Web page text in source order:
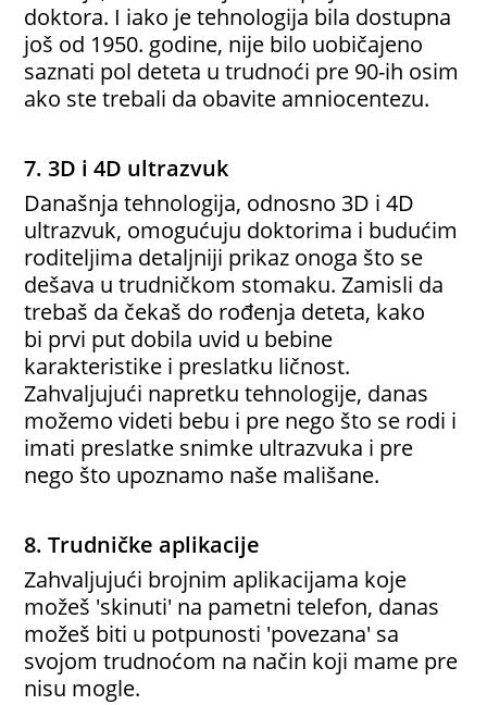
doktora. I iako je tehnologija bila dostupna
još od 1950. godine, nije bilo uobičajeno
saznati pol deteta u trudnoći pre 90-ih osim
ako ste trebali da obavite amniocentezu.
7. 3D i 4D ultrazvuk
Današnja tehnologija, odnosno 3D i 4D
ultrazvuk, omogućuju doktorima i budućim
roditeljima detaljniji prikaz onoga što se
dešava u trudničkom stomaku. Zamisli da
trebaš da čekaš do rođenja deteta, kako
bi prvi put dobila uvid u bebine
karakteristike i preslatku ličnost.
Zahvaljujući napretku tehnologije, danas
možemo videti bebu i pre nego što se rodi i
imati preslatke snimke ultrazvuka i pre
nego što upoznamo naše mališane.
8. Trudničke aplikacije
Zahvaljujući brojnim aplikacijama koje
možeš 'skinuti' na pametni telefon, danas
možeš biti u potpunosti 'povezana' sa
svojom trudnoćom na način koji mame pre
nisu mogle.